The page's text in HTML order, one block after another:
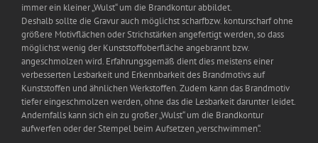
immer ein kleiner „Wulst“ um die Brandkontur abbildet.
Deshalb sollte die Gravur auch möglichst scharfbzw. konturscharf ohne
größere Motivflächen oder Strichstärken angefertigt werden, so dass
möglichst wenig der Kunststoffoberfläche angebrannt bzw.
angeschmolzen wird. Erfahrungsgemäß dient dies meistens einer
verbesserten Lesbarkeit und Erkennbarkeit des Brandmotivs auf
Kunststoffen und ähnlichen Werkstoffen. Zudem kann das Brandmotiv
tiefer eingeschmolzen werden, ohne das die Lesbarkeit darunter leidet.
Andernfalls kann sich ein zu großer „Wulst“ um die Brandkontur
aufwerfen oder der Stempel beim Aufsetzen „verschwimmen“.